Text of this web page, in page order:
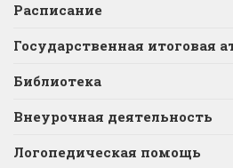
Расписание
Государственная итоговая
Библиотека
Внеурочная деятельность
Логопедическая помощь